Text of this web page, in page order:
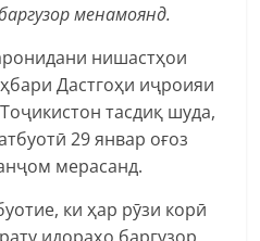
менамоянд.
нишастҳои
Дастгоҳи иҷроияи
тасдиқ шуда,
29 январ оғоз
мерасанд.
ки ҳар рӯзи корӣ